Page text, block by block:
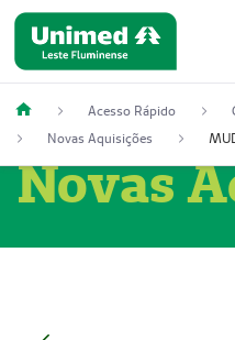
Acesso Rápido
Novas Aquisições
Novas